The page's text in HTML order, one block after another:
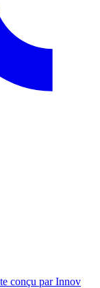
conçu par Innov